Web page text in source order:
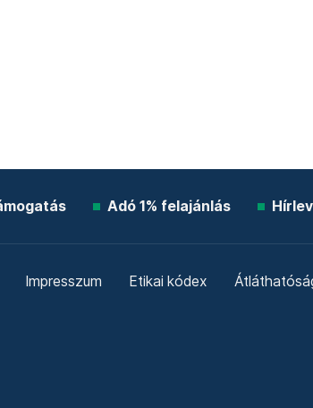
Adó 1% felajánlás
Impresszum Etikai kódex